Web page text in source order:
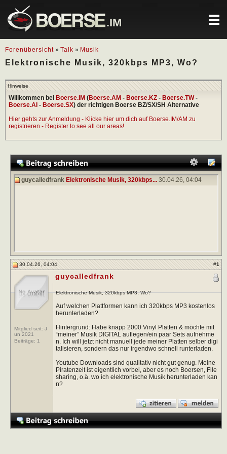
.IM
Forenübersicht » Talk » Musik
Elektronische Musik, 320kbps MP3, Wo?
Hinweise
Willkommen bei Boerse.IM (Boerse.AM - Boerse.KZ - Boerse.TW-
Boerse.AI - Boerse.SX) der richtigen Boerse BZ/SX/SH Alternative
Hier gehts zur Anmeldung - Klicke hier um dich auf Boerse.IM/AM zu
registrieren - Register to see all our areas!
guycalledfrank Elektronische Musik, 320kbps... 30.04.26, 04:04
30.04.26, 04:04 #1
Mitglied seit: J
un 2021
Beiträge: 1
guycalledfrank
Elektronische Musik, 320kbps MP3, Wo?
Auf welchen Plattformen kann ich 320kbps MP3 kostenlos
herunterladen?
Hintergrund: Habe knapp 2000 Vinyl Platten & möchte mit
“meiner” Musik DIGITAL auflegen/ein paar Sets aufnehme
n. Ich will jetzt nicht manuell jede meiner Platten selber digi
talisieren, sondern das nur irgendwo schnell runterladen.
Youtube Downloads sind qualitativ nicht gut genug. Meine
Piratenzeit ist eigentlich vorbei, aber es noch Boersen, File
sharing, o.ä. wo ich elektronische Musik herunterladen kan
n?